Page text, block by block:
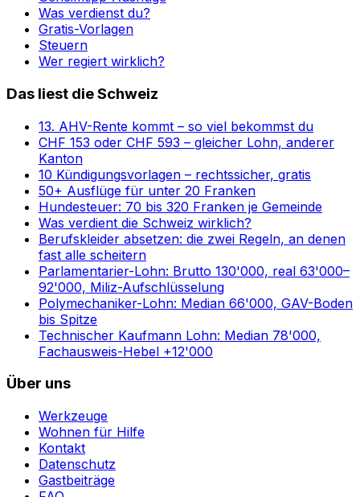
Was verdienst du?
Gratis-Vorlagen
Steuern
Wer regiert wirklich?
Das liest die Schweiz
13. AHV-Rente kommt – so viel bekommst du
CHF 153 oder CHF 593 – gleicher Lohn, anderer
Kanton
10 Kündigungsvorlagen – rechtssicher, gratis
50+ Ausflüge für unter 20 Franken
Hundesteuer: 70 bis 320 Franken je Gemeinde
Was verdient die Schweiz wirklich?
Berufskleider absetzen: die zwei Regeln, an denen
fast alle scheitern
Parlamentarier-Lohn: Brutto 130'000, real 63'000–
92'000, Miliz-Aufschlüsselung
Polymechaniker-Lohn: Median 66'000, GAV-Boden
bis Spitze
Technischer Kaufmann Lohn: Median 78'000,
Fachausweis-Hebel +12'000
Über uns
Werkzeuge
Wohnen für Hilfe
Kontakt
Datenschutz
Gastbeiträge